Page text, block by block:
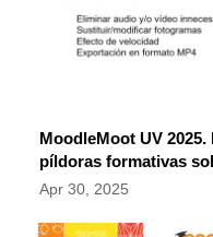
MoodleMoot UV
píldoras formativas
de innovación en la UV.
Apr 30, 2025